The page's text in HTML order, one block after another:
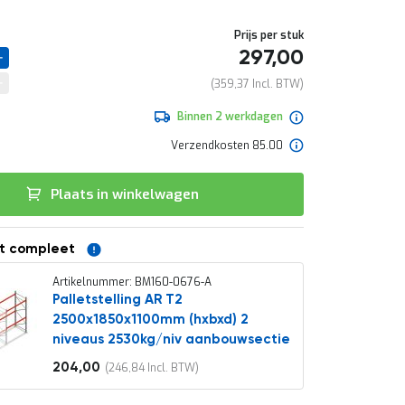
Prijs per stuk
297,00
359,37
Binnen 2 werkdagen
Verzendkosten 85.00
Plaats in winkelwagen
compleet
Artikelnummer: BM160-0676-A
Palletstelling AR T2
2500x1850x1100mm (hxbxd) 2
niveaus 2530kg/niv aanbouwsectie
Vanaf
204,00 246,84